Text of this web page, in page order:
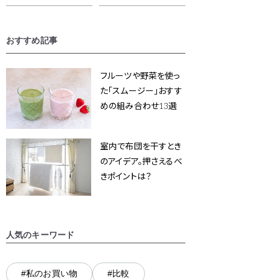
おすすめ記事
フルーツや野菜を使っ
た「スムージー」おすす
めの組み合わせ13選
室内で布団を干すとき
のアイデア。押さえるべ
きポイントは？
人気のキーワード
#私のお買い物 #比較